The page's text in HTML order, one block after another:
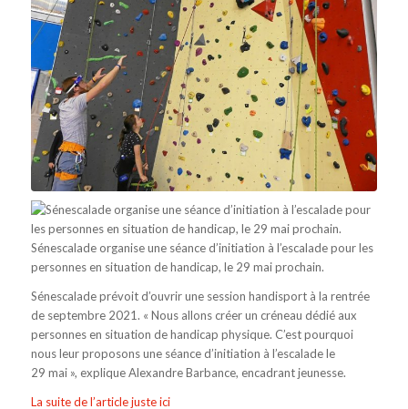
Sénescalade organise une séance d’initiation à l’escalade pour les
personnes en situation de handicap, le 29 mai prochain.
Sénescalade prévoit d’ouvrir une session handisport à la rentrée
de septembre 2021. « Nous allons créer un créneau dédié aux
personnes en situation de handicap physique. C’est pourquoi
nous leur proposons une séance d’initiation à l’escalade le
29 mai », explique Alexandre Barbance, encadrant jeunesse.
La suite de l’article juste ici